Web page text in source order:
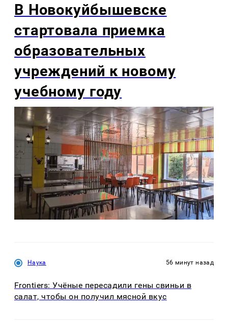
В Новокуйбышевске
стартовала приемка
образовательных
учреждений к новому
учебному году
Наука 56 минут назад
Frontiers: Учёные пересадили гены свиньи в
салат, чтобы он получил мясной вкус